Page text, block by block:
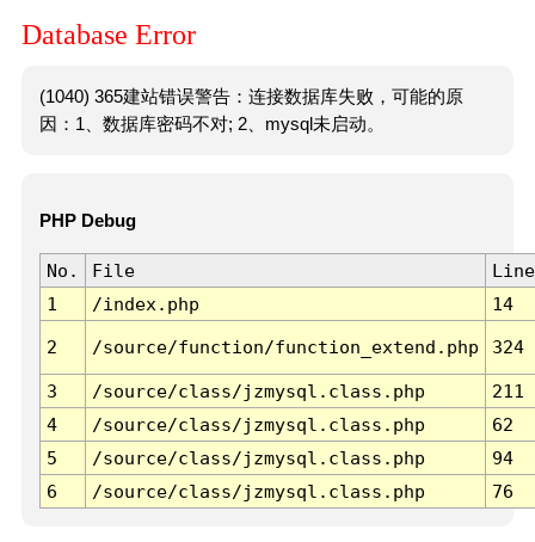
Database Error
(1040) 365建站错误警告：连接数据库失败，可能的原
因：1、数据库密码不对; 2、mysql未启动。
PHP Debug
No. File
Line
1
/index.php 14
2 /source/function/function_extend.php 324
3 /source/class/jzmysql.class.php
211
4
/source/class/jzmysql.class.php
62
5
/source/class/jzmysql.class.php
94
6
/source/class/jzmysql.class.php 76